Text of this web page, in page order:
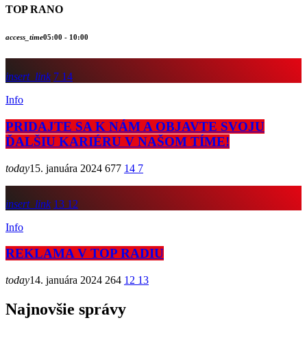
TOP RANO
access_time05:00 - 10:00
insert_link 7 14
Info
PRIDAJTE SA K NÁM A OBJAVTE SVOJU
ĎALŠIU KARIÉRU V NAŠOM TÍME!
today15. januára 2024 677 14 7
insert_link 13 12
Info
REKLAMA V TOP RADIU
today14. januára 2024 264 12 13
Najnovšie správy